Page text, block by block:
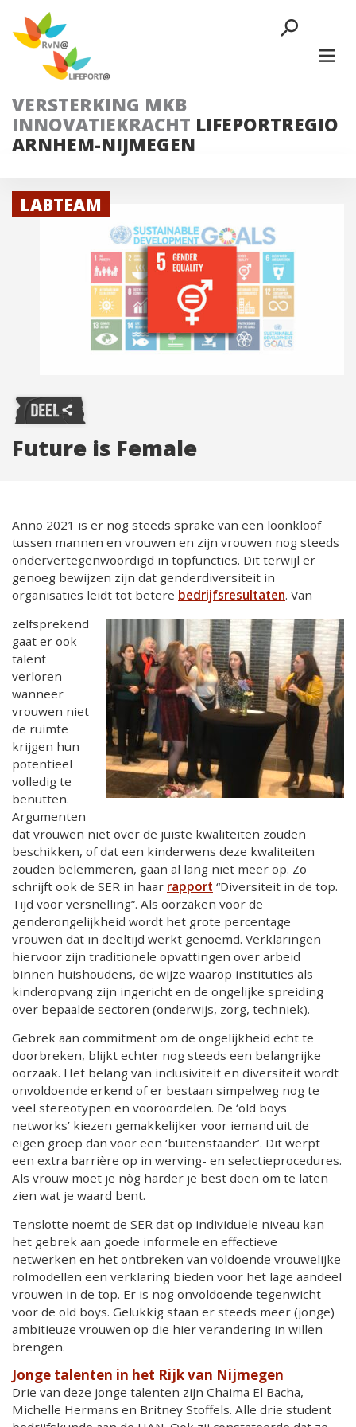
VERSTERKING MKB
INNOVATIEKRACHT LIFEPORTREGIO
ARNHEM-NIJMEGEN
LABTEAM
Future is Female
Anno 2021 is er nog steeds sprake van een loonkloof
tussen mannen en vrouwen en zijn vrouwen nog steeds
ondervertegenwoordigd in topfuncties. Dit terwijl er
genoeg bewijzen zijn dat genderdiversiteit in
organisaties leidt tot betere bedrijfsresultaten. Van
zelfsprekend
gaat er ook
talent
verloren
wanneer
vrouwen niet
de ruimte
krijgen hun
potentieel
volledig te
benutten.
Argumenten
dat vrouwen niet over de juiste kwaliteiten zouden
beschikken, of dat een kinderwens deze kwaliteiten
zouden belemmeren, gaan al lang niet meer op. Zo
schrijft ook de SER in haar rapport “Diversiteit in de top.
Tijd voor versnelling”. Als oorzaken voor de
genderongelijkheid wordt het grote percentage
vrouwen dat in deeltijd werkt genoemd. Verklaringen
hiervoor zijn traditionele opvattingen over arbeid
binnen huishoudens, de wijze waarop instituties als
kinderopvang zijn ingericht en de ongelijke spreiding
over bepaalde sectoren (onderwijs, zorg, techniek).
Gebrek aan commitment om de ongelijkheid echt te
doorbreken, blijkt echter nog steeds een belangrijke
oorzaak. Het belang van inclusiviteit en diversiteit wordt
onvoldoende erkend of er bestaan simpelweg nog te
veel stereotypen en vooroordelen. De ‘old boys
networks’ kiezen gemakkelijker voor iemand uit de
eigen groep dan voor een ‘buitenstaander’. Dit werpt
een extra barrière op in werving- en selectieprocedures.
Als vrouw moet je nòg harder je best doen om te laten
zien wat je waard bent.
Tenslotte noemt de SER dat op individuele niveau kan
het gebrek aan goede informele en effectieve
netwerken en het ontbreken van voldoende vrouwelijke
rolmodellen een verklaring bieden voor het lage aandeel
vrouwen in de top. Er is nog onvoldoende tegenwicht
voor de old boys. Gelukkig staan er steeds meer (jonge)
ambitieuze vrouwen op die hier verandering in willen
brengen.
Jonge talenten in het Rijk van Nijmegen
Drie van deze jonge talenten zijn Chaima El Bacha,
Michelle Hermans en Britney Stoffels. Alle drie student